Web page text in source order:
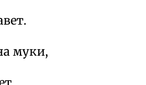
муки,